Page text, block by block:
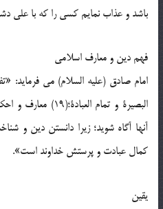
باشد و عذاب نمایم کسی را که با علی
فهم دین و معارف اسلامی
امام صادق (علیه السلام) می فرماید:
البصیرة و تمام
آنها آگاه شوید؛ زیرا دانستن دین و
کمال عبادت و پرستش خداوند است».
یقین